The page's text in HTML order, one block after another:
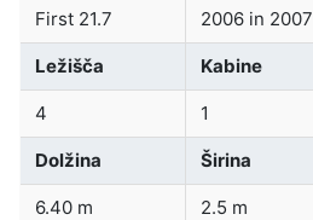
First 21.7 2006 in 2007
Ležišča Kabine
4 1
Dolžina Širina
6.40 m 2.5 m